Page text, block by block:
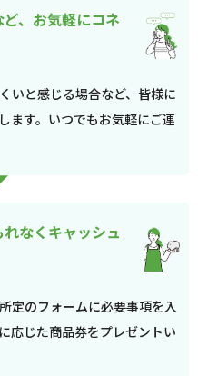
、お気軽にコネ
いと感じる場合など、皆様に
ます。いつでもお気軽にご連
なくキャッシュ
定のフォームに必要事項を入
応じた商品券をプレゼントい